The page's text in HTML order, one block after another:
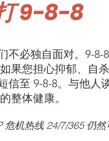
9-8-8
不必独自面对。9-8-
果您担心抑郁、自
信至 9-8-8。与他人
整体健康。
机热线 24/7/365 仍然